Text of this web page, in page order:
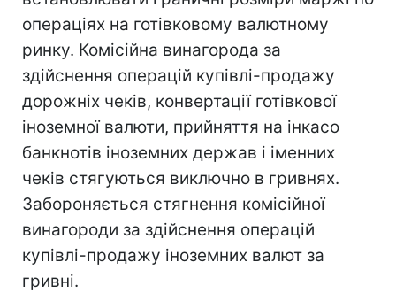
операціях на готівковому валютному
ринку. Комісійна винагорода за
здійснення операцій купівлі-продажу
дорожніх чеків, конвертації готівкової
іноземної валюти, прийняття на інкасо
банкнотів іноземних держав і іменних
чеків стягуються виключно в гривнях.
Забороняється стягнення комісійної
винагороди за здійснення операцій
купівлі-продажу іноземних валют за
гривні.